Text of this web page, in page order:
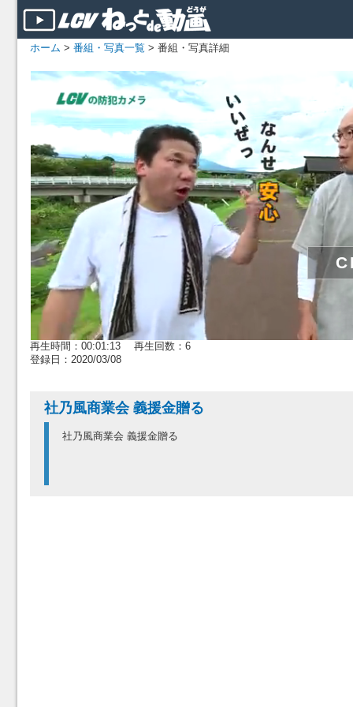
ホーム > 番組・写真一覧 > 番組・写真詳細
再生時間：00:01:13 再生回数：6
登録日：2020/03/08
社乃風商業会 義援金贈る
社乃風商業会 義援金贈る